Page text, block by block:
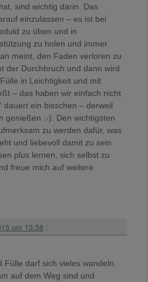
sind wichtig darin. Das
einzulassen – es ist bei
zu üben und in
zu holen und immer
meint, den Faden verloren zu
der Durchbruch und dann wird
in Leichtigkeit und mit
– das haben wir einfach nicht
dauert ein bisschen – derweil
genießen :-). Den wichtigsten
zu werden dafür, was
und liebevoll damit zu sein
plus lernen, sich selbst zu
freue mich auf weitere
um 13:58 :
Fülle darf sich vieles wandeln.
auf dem Weg sind und